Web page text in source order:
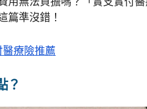
篇準沒錯！
療險推薦
？